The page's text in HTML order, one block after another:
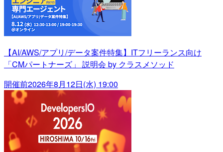
【AI/AWS/アプリ/データ案件特集】ITフリーランス向け
「CMパートナーズ」 説明会 by クラスメソッド
開催前2026年8月12日(水) 19:00